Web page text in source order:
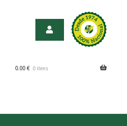
0.00€ 0 itens